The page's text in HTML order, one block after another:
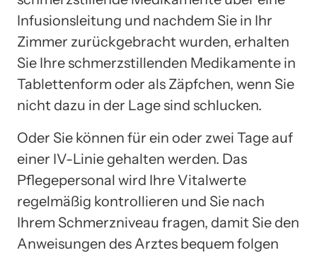
Infusionsleitung und nachdem Sie in Ihr
Zimmer zurückgebracht wurden, erhalten
Sie Ihre schmerzstillenden Medikamente in
Tablettenform oder als Zäpfchen, wenn Sie
nicht dazu in der Lage sind schlucken.
Oder Sie können für ein oder zwei Tage auf
einer IV-Linie gehalten werden. Das
Pflegepersonal wird Ihre Vitalwerte
regelmäßig kontrollieren und Sie nach
Ihrem Schmerzniveau fragen, damit Sie den
Anweisungen des Arztes bequem folgen